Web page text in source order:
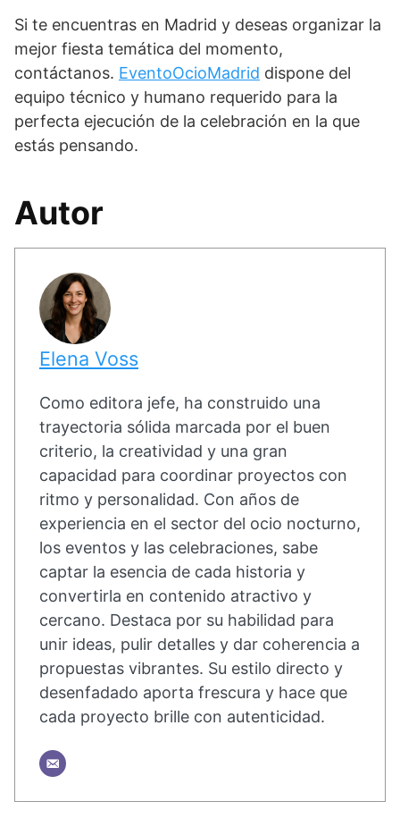
Si te encuentras en Madrid y deseas organizar la
mejor fiesta temática del momento,
contáctanos. EventoOcioMadrid dispone del
equipo técnico y humano requerido para la
perfecta ejecución de la celebración en la que
estás pensando.
Autor
Elena Voss
Como editora jefe, ha construido una
trayectoria sólida marcada por el buen
criterio, la creatividad y una gran
capacidad para coordinar proyectos con
ritmo y personalidad. Con años de
experiencia en el sector del ocio nocturno,
los eventos y las celebraciones, sabe
captar la esencia de cada historia y
convertirla en contenido atractivo y
cercano. Destaca por su habilidad para
unir ideas, pulir detalles y dar coherencia a
propuestas vibrantes. Su estilo directo y
desenfadado aporta frescura y hace que
cada proyecto brille con autenticidad.